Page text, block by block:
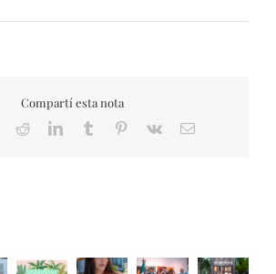
Compartí esta nota
RedditLinkedInTumblr Pinterest
Vk Email